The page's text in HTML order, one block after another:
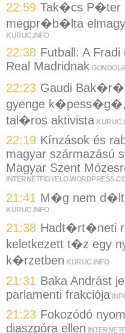
22:59 Tak�cs P�ter
megpr�b�lta
KURUC.INFO
22:38 Futball: A
Real Madridnak
22:23 Gaudi
gyenge
tal�ros aktivista
22:19 Kínzások és
magyar származású
Magyar Szent
21:41 M�g nem d�lt
KURUC.INFO
21:38 Hadt�rt�neti
keletkezett t�z egy
k�rzetben KURUC.INFO
21:31 Baka Andrást
parlamenti frakciója
21:23 Fokozódó
diaszpóra ellen